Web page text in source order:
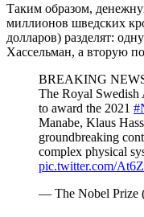
Таким образом,
миллионов шведских
долларов) разделят:
Хассельман, а вторую
BREAKING
The Royal Swedish
to award the 2021
Manabe, Klaus
groundbreaking
complex physical
pic.twitter.com/
— The Nobel Prize